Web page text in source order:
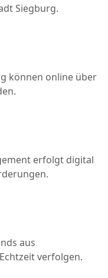
können online über
aus
verfolgen.
erfolgt digital
Siegburg.